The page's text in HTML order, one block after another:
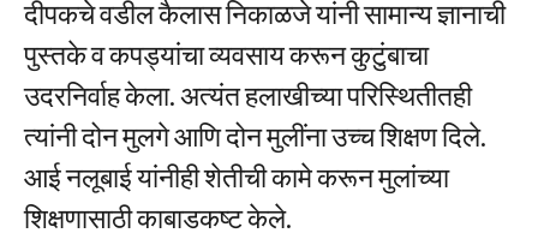
दीपकचे वडील कैलास निकाळजे यांनी सामान्य ज्ञानाची
पुस्तके व कपड्यांचा व्यवसाय करून कुटुंबाचा
उदरनिर्वाह केला. अत्यंत हलाखीच्या परिस्थितीतही
त्यांनी दोन मुलगे आणि दोन मुलींना उच्च शिक्षण दिले.
आई नलूबाई यांनीही शेतीची कामे करून मुलांच्या
शिक्षणासाठी काबाडकष्ट केले.